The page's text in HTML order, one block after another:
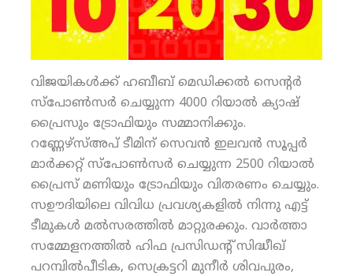
വിജയികള്‍ക്ക് ഹബീബ് മെഡിക്കല്‍ സെന്റര്‍
സ്‌പോണ്‍സര്‍ ചെയ്യുന്ന 4000 റിയാല്‍ ക്യാഷ്
പ്രൈസും ട്രോഫിയും സമ്മാനിക്കും.
റണ്ണേഴ്‌സ്അപ് ടീമിന് സെവന്‍ ഇലവന്‍ സൂപ്പര്‍
മാര്‍ക്കറ്റ് സ്‌പോണ്‍സര്‍ ചെയ്യുന്ന 2500 റിയാല്‍
പ്രൈസ് മണിയും ട്രോഫിയും വിതരണം ചെയ്യും.
സഊദിയിലെ വിവിധ പ്രവശ്യകളില്‍ നിന്നു എട്ട്
ടീമുകള്‍ മല്‍സരത്തില്‍ മാറ്റുരക്കും. വാര്‍ത്താ
സമ്മേളനത്തില്‍ ഹിഫ പ്രസിഡന്റ് സിദ്ധീഖ്
പറമ്പില്‍പീടിക, സെക്രട്ടറി മുനീര്‍ ശിവപുരം,